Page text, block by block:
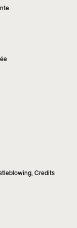
, Credits